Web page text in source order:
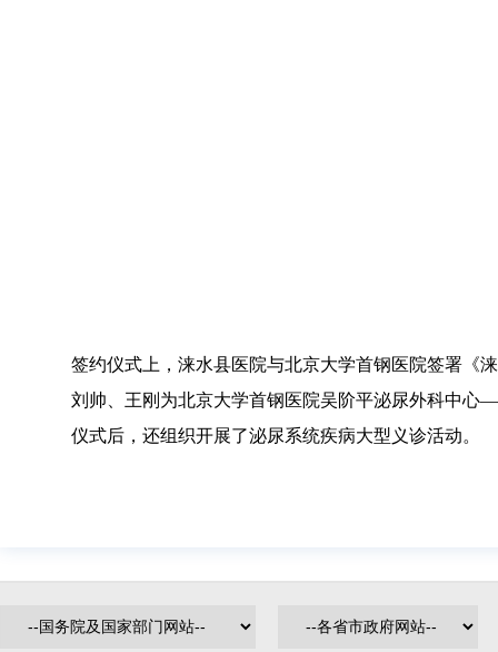
签约仪式上，涞水县医院与北京大学首钢医院签署《
刘帅、王刚为北京大学首钢医院吴阶平泌尿外科中
仪式后，还组织开展了泌尿系统疾病大型义诊活动。